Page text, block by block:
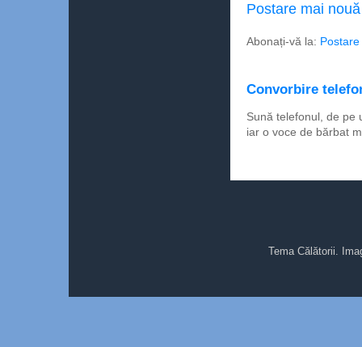
Postare mai nouă
Abonați-vă la:
Convorbire
Sună telefonul, de pe
iar o voce de bărbat
Tema Călătorii.